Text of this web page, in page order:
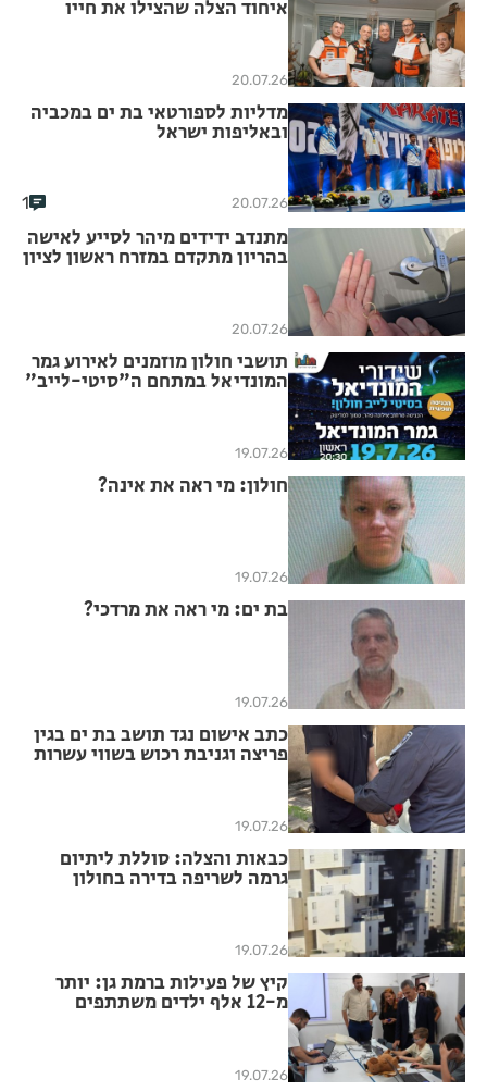
איחוד הצלה שהצילו את חייו
20.07.26
מדליות לספורטאי בת ים במכביה
ובאליפות ישראל
20.07.26
1
מתנדב ידידים מיהר לסייע לאישה
בהריון מתקדם במזרח ראשון לציון
20.07.26
תושבי חולון מוזמנים לאירוע גמר
המונדיאל במתחם ה"סיטי-לייב"
19.07.26
חולון: מי ראה את אינה?
19.07.26
בת ים: מי ראה את מרדכי?
19.07.26
כתב אישום נגד תושב בת ים בגין
פריצה וגניבת רכוש בשווי עשרות
19.07.26
כבאות והצלה: סוללת ליתיום
גרמה לשריפה בדירה בחולון
19.07.26
קיץ של פעילות ברמת גן: יותר
מ-12 אלף ילדים משתתפים
19.07.26